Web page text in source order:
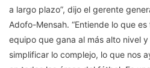
a largo plazo”, dijo el gerente
Adofo-Mensah. “Entiende lo que
equipo que gana al más alto nivel
simplificar lo complejo, lo que nos